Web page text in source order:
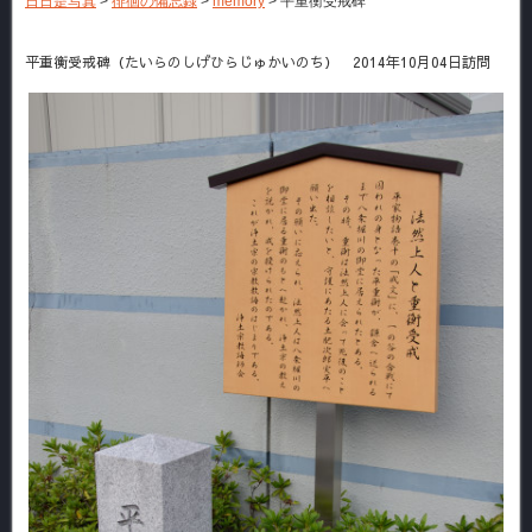
平重衡受戒碑（たいらのしげひらじゅかいのち） 2014年10月04日訪問